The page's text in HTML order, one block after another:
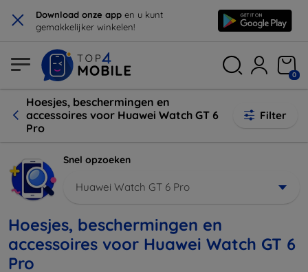
× Download onze app en u kunt
gemakkelijker winkelen!
0
Hoesjes, beschermingen en
accessoires voor Huawei Watch GT 6
Pro
Filter
Snel opzoeken
Huawei Watch GT 6 Pro
Hoesjes, beschermingen en
accessoires voor Huawei Watch GT 6
Pro